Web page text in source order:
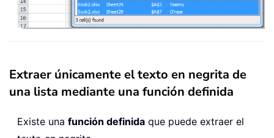
Extraer únicamente el texto en negrita de
una lista mediante una función definida
Existe una función definida que puede extraer el